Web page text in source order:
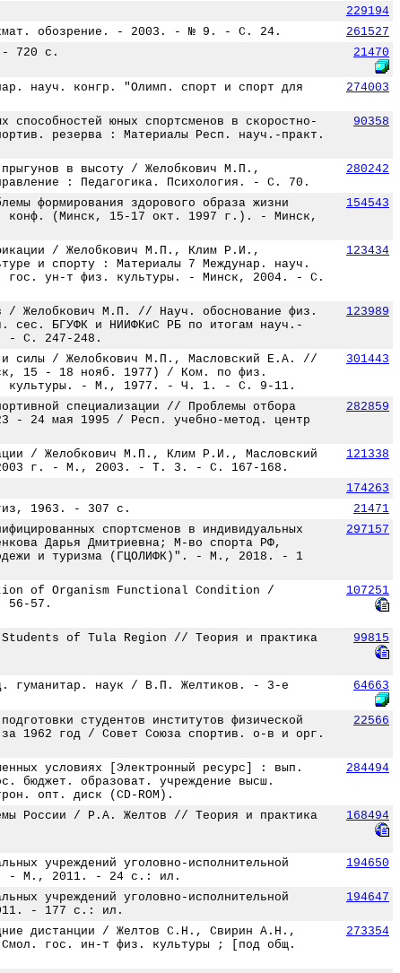
229194
обозрение. - 2003. - № 9. - С. 24.
261527
- 720 с. 21470
науч. конгр. "Олимп. спорт и спорт для
274003
способностей юных спортсменов в скоростно-
резерва : Материалы Респ. науч.-практ.
90358
прыгунов в высоту / Желобкович М.П.,
: Педагогика. Психология. - С. 70.
280242
формирования здорового образа жизни
конф. (Минск, 15-17 окт. 1997 г.). - Минск,
154543
/ Желобкович М.П., Клим Р.И.,
и спорту : Материалы 7 Междунар. науч.
гос. ун-т физ. культуры. - Минск, 2004. - С.
123434
/ Желобкович М.П. // Науч. обоснование физ.
сес. БГУФК и НИИФКиС РБ по итогам науч.-
- С. 247-248.
123989
и силы / Желобкович М.П., Масловский Е.А. //
15 - 18 нояб. 1977) / Ком. по физ.
культуры. - М., 1977. - Ч. 1. - С. 9-11.
301443
специализации // Проблемы отбора
- 24 мая 1995 / Респ. учебно-метод. центр
282859
/ Желобкович М.П., Клим Р.И., Масловский
2003 г. - М., 2003. - Т. 3. - С. 167-168.
121338
174263
1963. - 307 с.
21471
спортсменов в индивидуальных
Дарья Дмитриевна; М-во спорта РФ,
и туризма (ГЦОЛИФК)". - М., 2018. - 1
297157
of Organism Functional Condition /
56-57.
107251
Students of Tula Region // Теория и практика
99815
гуманитар. наук / В.П. Желтиков. - 3-е
64663
студентов институтов физической
за 1962 год / Совет Союза спортив. о-в и орг.
22566
условиях [Электронный ресурс] : вып.
бюджет. образоват. учреждение высш.
опт. диск (CD-ROM).
284494
России / Р.А. Желтов // Теория и практика
168494
учреждений уголовно-исполнительной
- М., 2011. - 24 с.: ил.
194650
учреждений уголовно-исполнительной
- 177 с.: ил.
194647
дистанции / Желтов С.Н., Свирин А.Н.,
гос. ин-т физ. культуры ; [под общ.
273354